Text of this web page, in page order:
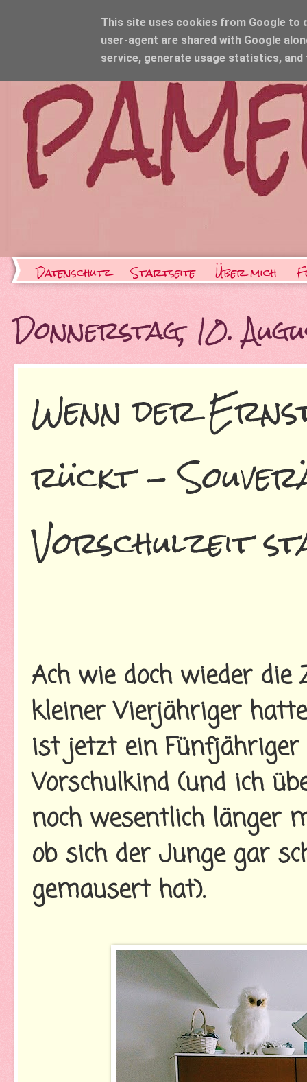
Datenschutz Startseite Über mich
Donnerstag, 10.
Wenn der
rückt -
Vorschulzeit
Ach wie doch wieder
kleiner Vierjähriger
ist jetzt ein
Vorschulkind (und ich
noch wesentlich länger
ob sich der Junge gar
gemausert hat).
This site uses cookies from Google to
user-agent are shared with Google
service, generate usage statistics,